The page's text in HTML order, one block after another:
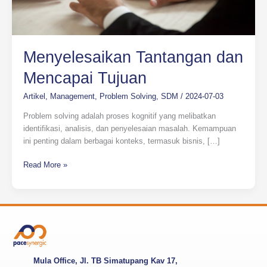
Menyelesaikan Tantangan dan
Mencapai Tujuan
Artikel , Management, Problem Solving, SDM / 2024-07-03
Problem solving adalah proses kognitif yang melibatkan
identifikasi, analisis, dan penyelesaian masalah. Kemampuan
ini penting dalam berbagai konteks, termasuk bisnis, […]
Read More »
Mula Office, Jl. TB Simatupang Kav 17,